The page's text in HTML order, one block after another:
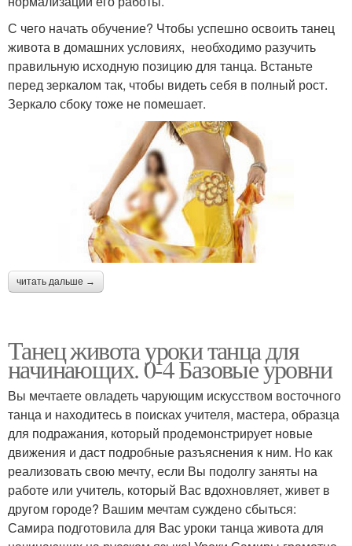
С чего начать обучение? Чтобы успешно освоить танец
живота в домашних условиях, необходимо разучить
правильную исходную позицию для танца. Встаньте
перед зеркалом так, чтобы видеть себя в полный рост.
Зеркало сбоку тоже не помешает.
читать дальше →
Танец живота уроки танца для
начинающих. 0-4 Базовые уровни
Вы мечтаете овладеть чарующим искусством восточного
танца и находитесь в поисках учителя, мастера, образца
для подражания, который продемонстрирует новые
движения и даст подробные разъяснения к ним. Но как
реализовать свою мечту, если Вы подолгу заняты на
работе или учитель, который Вас вдохновляет, живет в
другом городе? Вашим мечтам суждено сбыться:
Самира подготовила для Вас уроки танца живота для